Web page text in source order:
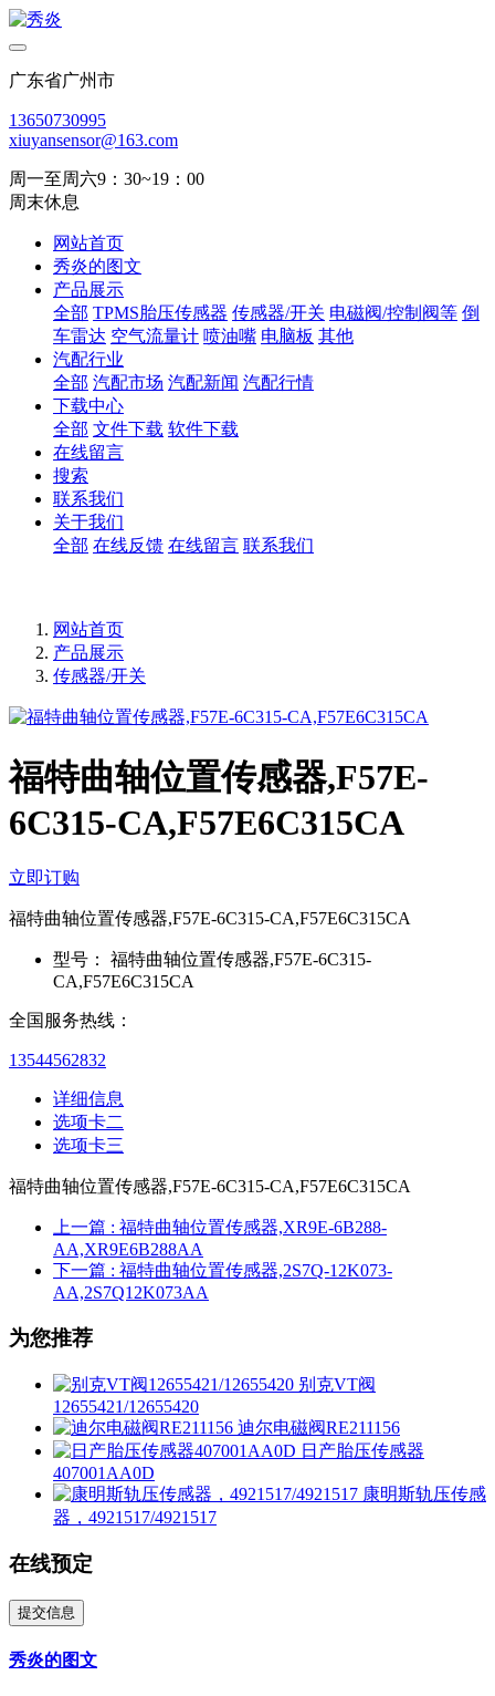
广东省广州市
13650730995
xiuyansensor@163.com
周一至周六9：30~19：00
周末休息
网站首页
秀炎的图文
产品展示
全部 TPMS胎压传感器 传感器/开关 电磁阀/控制阀等 倒
车雷达 空气流量计 喷油嘴 电脑板 其他
汽配行业
全部 汽配市场 汽配新闻 汽配行情
下载中心
全部 文件下载 软件下载
在线留言
搜索
联系我们
关于我们
全部 在线反馈 在线留言 联系我们
网站首页
产品展示
传感器/开关
福特曲轴位置传感器,F57E-
6C315-CA,F57E6C315CA
立即订购
福特曲轴位置传感器,F57E-6C315-CA,F57E6C315CA
型号：
福特曲轴位置传感器,F57E-6C315-
CA,F57E6C315CA
全国服务热线：
13544562832
详细信息
选项卡二
选项卡三
福特曲轴位置传感器,F57E-6C315-CA,F57E6C315CA
上一篇 : 福特曲轴位置传感器,XR9E-6B288-
AA,XR9E6B288AA
下一篇 : 福特曲轴位置传感器,2S7Q-12K073-
AA,2S7Q12K073AA
为您推荐
别克VT阀
12655421/12655420
迪尔电磁阀RE211156
日产胎压传感器
407001AA0D
康明斯轨压传感
器，4921517/4921517
在线预定
提交信息
秀炎的图文